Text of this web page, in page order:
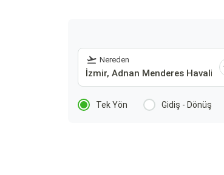
Nereden
Tek Yön Gidiş - Dönüş